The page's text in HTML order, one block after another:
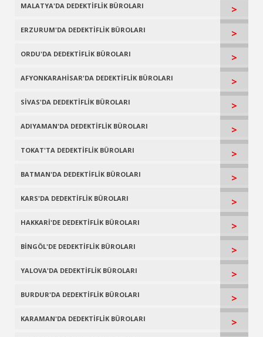
MALATYA'DA DEDEKTİFLİK BÜROLARI >
ERZURUM'DA DEDEKTİFLİK BÜROLARI >
ORDU'DA DEDEKTİFLİK BÜROLARI >
AFYONKARAHİSAR'DA DEDEKTİFLİK BÜROLARI >
SİVAS'DA DEDEKTİFLİK BÜROLARI >
ADIYAMAN'DA DEDEKTİFLİK BÜROLARI >
TOKAT'TA DEDEKTİFLİK BÜROLARI >
BATMAN'DA DEDEKTİFLİK BÜROLARI >
KARS'DA DEDEKTİFLİK BÜROLARI >
HAKKARİ'DE DEDEKTİFLİK BÜROLARI >
BİNGÖL'DE DEDEKTİFLİK BÜROLARI >
YALOVA'DA DEDEKTİFLİK BÜROLARI >
BURDUR'DA DEDEKTİFLİK BÜROLARI >
KARAMAN'DA DEDEKTİFLİK BÜROLARI >